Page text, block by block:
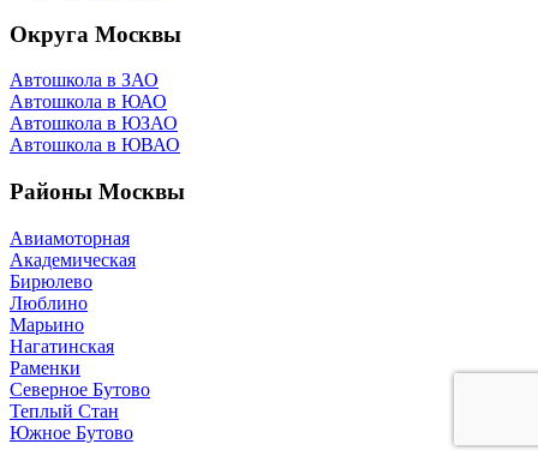
Округа Москвы
Автошкола в ЗАО
Автошкола в ЮАО
Автошкола в ЮЗАО
Автошкола в ЮВАО
Районы Москвы
Авиамоторная
Академическая
Бирюлево
Люблино
Марьино
Нагатинская
Раменки
Северное Бутово
Теплый Стан
Южное Бутово